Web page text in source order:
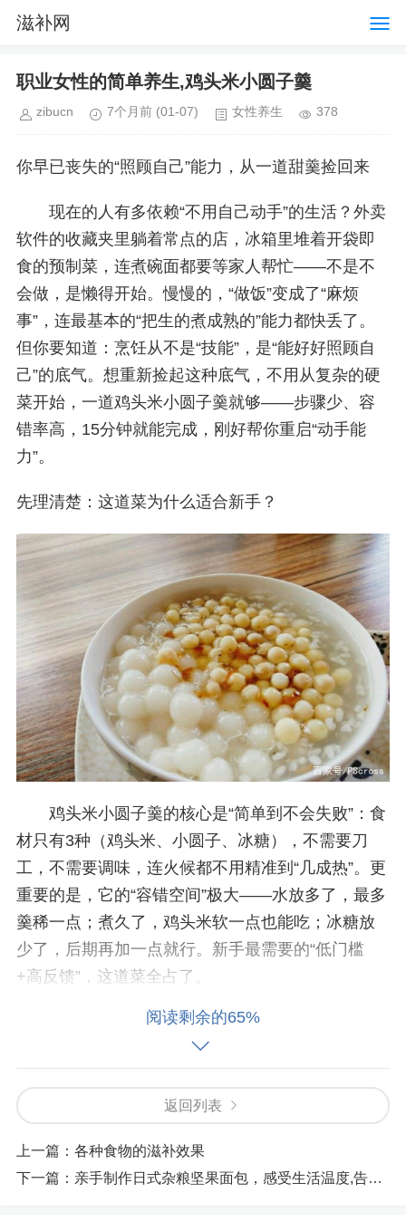
滋补网
职业女性的简单养生,鸡头米小圆子羹
zibucn 7个月前 (01-07) 女性养生 378
你早已丧失的“照顾自己”能力，从一道甜羹捡回来
现在的人有多依赖“不用自己动手”的生活？外卖
软件的收藏夹里躺着常点的店，冰箱里堆着开袋即
食的预制菜，连煮碗面都要等家人帮忙——不是不
会做，是懒得开始。慢慢的，“做饭”变成了“麻烦
事”，连最基本的“把生的煮成熟的”能力都快丢了。
但你要知道：烹饪从不是“技能”，是“能好好照顾自
己”的底气。想重新捡起这种底气，不用从复杂的硬
菜开始，一道鸡头米小圆子羹就够——步骤少、容
错率高，15分钟就能完成，刚好帮你重启“动手能
力”。
先理清楚：这道菜为什么适合新手？
鸡头米小圆子羹的核心是“简单到不会失败”：食
材只有3种（鸡头米、小圆子、冰糖），不需要刀
工，不需要调味，连火候都不用精准到“几成热”。更
重要的是，它的“容错空间”极大——水放多了，最多
羹稀一点；煮久了，鸡头米软一点也能吃；冰糖放
少了，后期再加一点就行。新手最需要的“低门槛
+高反馈”，这道菜全占了。
第一步：食材选对，省一半力
鸡头米：优先选新鲜的（秋季是产季，颗粒饱
满、香气浓）；没有的话用冷冻款（提前1小时拿出
解冻，不要泡水，否则会流失口感）。
小圆子：直接买现成的糯米小圆子（超市冷冻
阅读剩余的65%
返回列表
上一篇： 各种食物的滋补效果
下一篇： 亲手制作日式杂粮坚果面包，感受生活温度,告别独居泡面!